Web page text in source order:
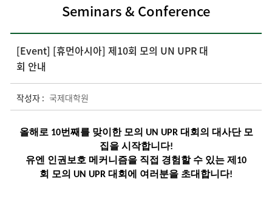
Seminars & Conference
[Event] [휴먼아시아] 제10회 모의 UN UPR 대
회 안내
작성자 : 국제대학원
올해로 10번째를 맞이한 모의 UN UPR 대회의 대사단 모
집을 시작합니다!
유엔 인권보호 메커니즘을 직접 경험할 수 있는 제 10
회 모의 UN UPR 대회에 여러분을 초대합니다!